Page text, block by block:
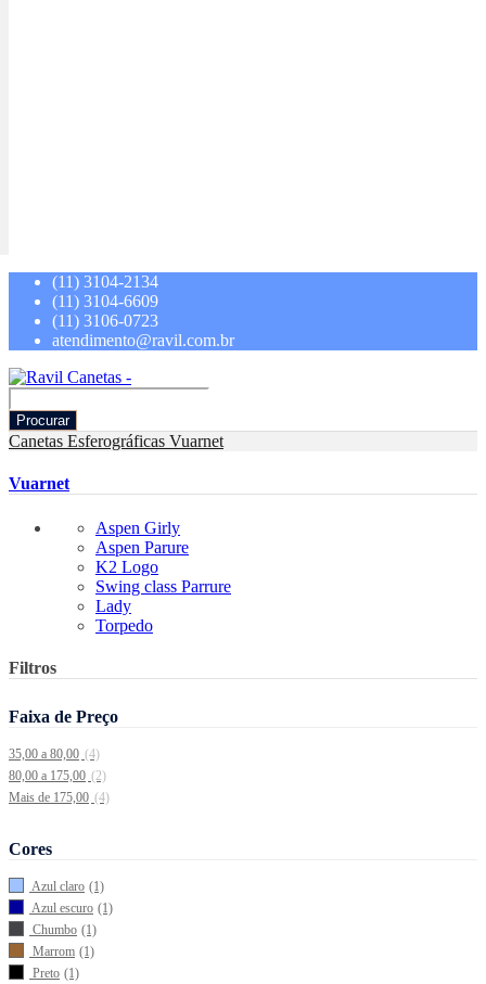
(11) 3104-2134
(11) 3104-6609
(11) 3106-0723
atendimento@ravil.com.br
Procurar
Canetas Esferográficas Vuarnet
Vuarnet
Aspen Girly
Aspen Parure
K2 Logo
Swing class Parrure
Lady
Torpedo
Filtros
Faixa de Preço
35,00 a 80,00 (4)
80,00 a 175,00 (2)
Mais de 175,00 (4)
Cores
Azul claro (1)
Azul escuro (1)
Chumbo (1)
Marrom (1)
Preto (1)